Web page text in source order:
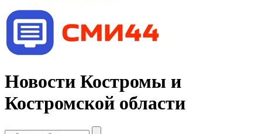
Новости Костромы и
Костромской области